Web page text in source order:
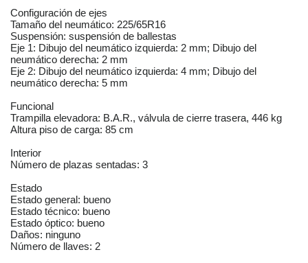
Configuración de ejes
Tamaño del neumático: 225/65R16
Suspensión: suspensión de ballestas
Eje 1: Dibujo del neumático izquierda: 2 mm; Dibujo del
neumático derecha: 2 mm
Eje 2: Dibujo del neumático izquierda: 4 mm; Dibujo del
neumático derecha: 5 mm
Funcional
Trampilla elevadora: B.A.R., válvula de cierre trasera, 446 kg
Altura piso de carga: 85 cm
Interior
Número de plazas sentadas: 3
Estado
Estado general: bueno
Estado técnico: bueno
Estado óptico: bueno
Daños: ninguno
Número de llaves: 2